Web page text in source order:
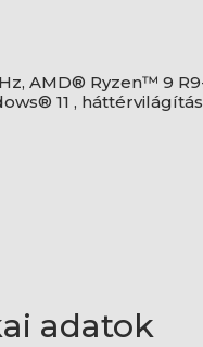
AMD® Ryzen™ 9
11 ,
adatok